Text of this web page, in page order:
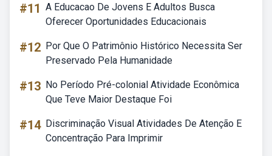
#11 A Educacao De Jovens E Adultos Busca
Oferecer Oportunidades Educacionais
#12 Por Que O Patrimônio Histórico Necessita Ser
Preservado Pela Humanidade
#13 No Período Pré-colonial Atividade Econômica
Que Teve Maior Destaque Foi
#14 Discriminação Visual Atividades De Atenção E
Concentração Para Imprimir